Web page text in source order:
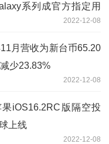
系列成官方指定用
2022-12-08
月营收为新台币65.20
少23.83%
2022-12-08
iOS16.2RC版隔空投
上线
2022-12-08